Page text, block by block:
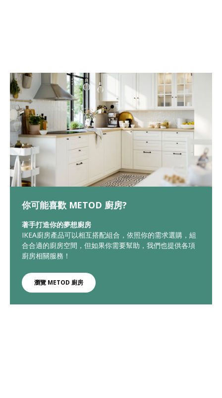
你可能喜歡 METOD 廚房?
著手打造你的夢想廚房
IKEA廚房產品可以相互搭配組合，依照你的需求選購，組
合合適的廚房空間，但如果你需要幫助，我們也提供各項
廚房相關服務！
瀏覽 METOD 廚房